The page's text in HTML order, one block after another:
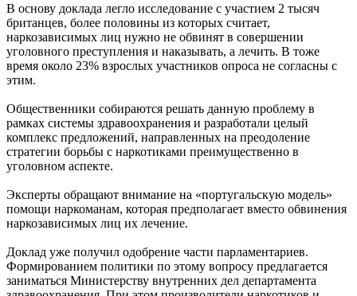
В основу доклада легло исследование с участием 2 тысяч
британцев, более половины из которых считает,
наркозависимых лиц нужно не обвинят в совершении
уголовного преступления и наказывать, а лечить. В тоже
время около 23% взрослых участников опроса не согласны с
этим.
Общественники собираются решать данную проблему в
рамках системы здравоохранения и разработали целый
комплекс предложений, направленных на преодоление
стратегии борьбы с наркотиками преимущественно в
уголовном аспекте.
Эксперты обращают внимание на «португальскую модель»
помощи наркоманам, которая предполагает вместо обвинения
наркозависимых лиц их лечение.
Доклад уже получил одобрение части парламентариев.
Формированием политики по этому вопросу предлагается
заниматься Министерству внутренних дел департамента